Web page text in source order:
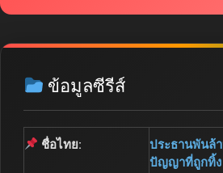
ข้อมูลซีรีส์
ชื่อไทย:
ประธานพันล้
ปัญญาที่ถูกทิ้ง